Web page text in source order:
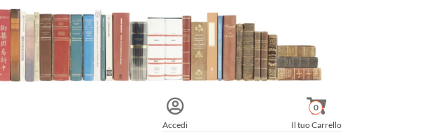
Accedi Il tuo Carrello
0